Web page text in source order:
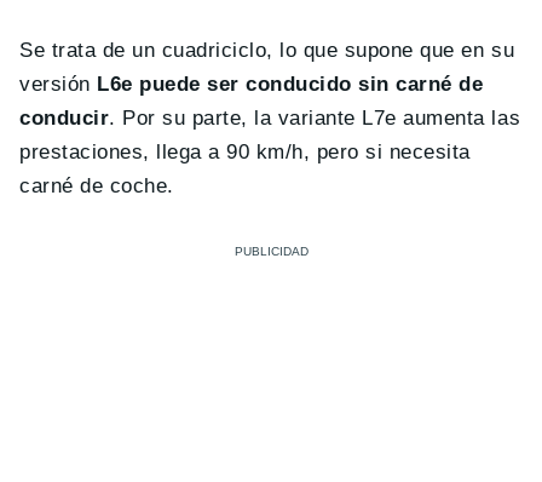
Se trata de un cuadriciclo, lo que supone que en su
versión L6e puede ser conducido sin carné de
conducir. Por su parte, la variante L7e aumenta las
prestaciones, llega a 90 km/h, pero si necesita
carné de coche.